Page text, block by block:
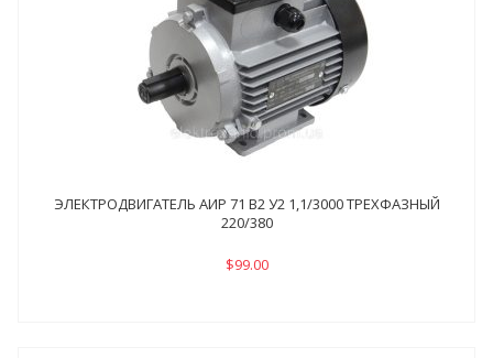
ЭЛЕКТРОДВИГАТЕЛЬ АИР 71 В2 У2 1,1/3000 ТРЕХФАЗНЫЙ
220/380
$99.00